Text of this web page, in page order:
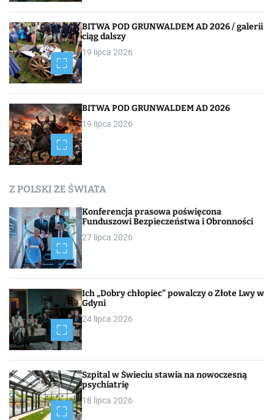
BITWA POD GRUNWALDEM AD 2026 / galerii
ciąg dalszy
19 lipca 2026
BITWA POD GRUNWALDEM AD 2026
19 lipca 2026
Z POLSKI ZE ŚWIATA
Konferencja prasowa poświęcona
Funduszowi Bezpieczeństwa i Obronności
27 lipca 2026
Ich „Dobry chłopiec” powalczy o Złote Lwy w
Gdyni
24 lipca 2026
Szpital w Świeciu stawia na nowoczesną
psychiatrię
18 lipca 2026